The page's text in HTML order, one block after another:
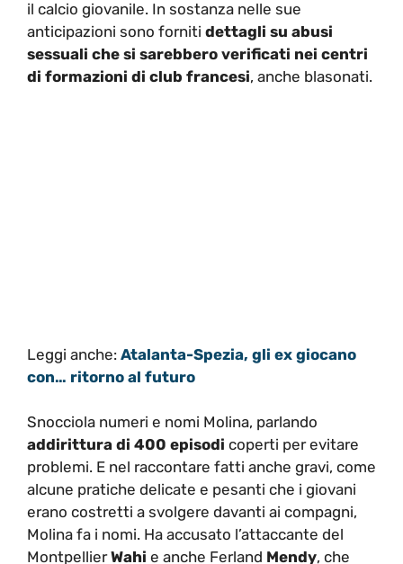
il calcio giovanile. In sostanza nelle sue
anticipazioni sono forniti dettagli su abusi
sessuali che si sarebbero verificati nei centri
di formazioni di club francesi, anche blasonati.
Leggi anche: Atalanta-Spezia, gli ex giocano
con… ritorno al futuro
Snocciola numeri e nomi Molina, parlando
addirittura di 400 episodi coperti per evitare
problemi. E nel raccontare fatti anche gravi, come
alcune pratiche delicate e pesanti che i giovani
erano costretti a svolgere davanti ai compagni,
Molina fa i nomi. Ha accusato l’attaccante del
MontpellierWahi e anche Ferland Mendy, che